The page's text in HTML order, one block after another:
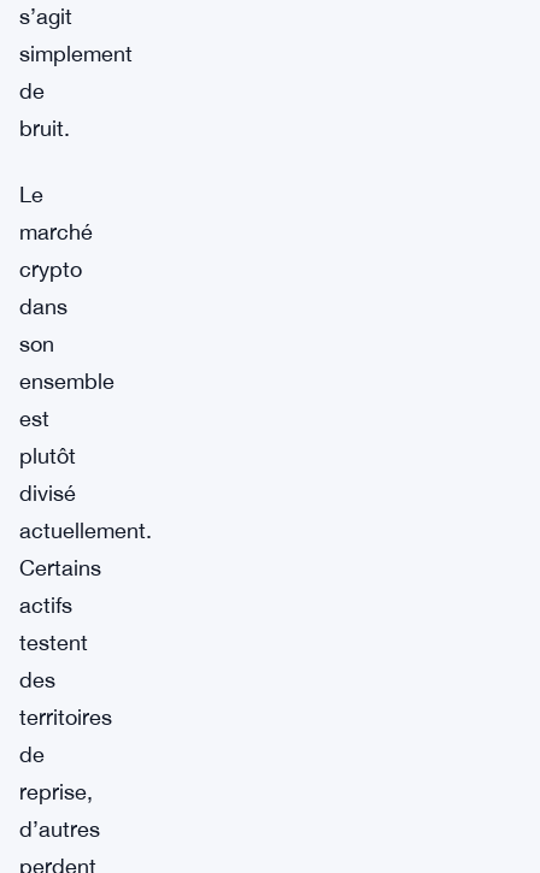
s’agit
simplement
de
bruit.
Le
marché
crypto
dans
son
ensemble
est
plutôt
divisé
actuellement.
Certains
actifs
testent
des
territoires
de
reprise,
d’autres
perdent